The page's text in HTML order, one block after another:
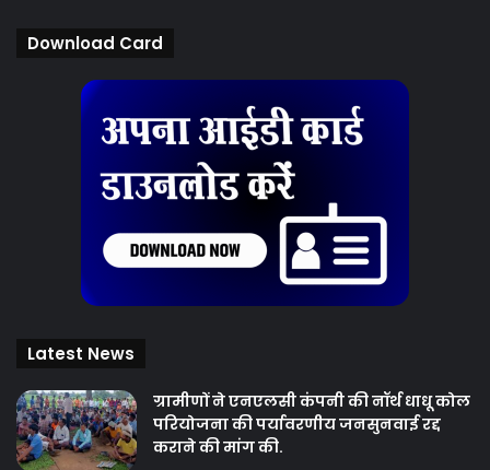
Download Card
Latest News
ग्रामीणों ने एनएलसी कंपनी की नॉर्थ धाधू कोल
परियोजना की पर्यावरणीय जनसुनवाई रद्द
कराने की मांग की.